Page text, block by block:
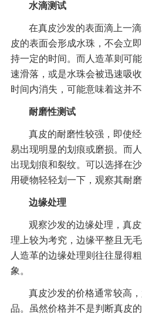
水滴测试
在真皮沙发的表面滴上一
皮的表面会形成水珠，不会立
持一定的时间。而人造革则可
速滑落，或是水珠会被迅速吸
时间内消失，可能意味着这并
耐磨性测试
真皮的耐磨性较强，即使
易出现明显的划痕或磨损。而
出现划痕和裂纹。可以选择在
用硬物轻轻划一下，观察其耐磨
边缘处理
观察沙发的边缘处理，真
理上较为考究，边缘平整且无
人造革的边缘处理则往往显得
象。
真皮沙发的价格通常较高
品。虽然价格并不是判断真皮